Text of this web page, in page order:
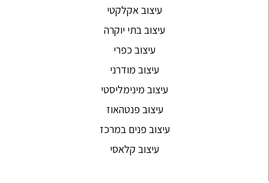
עיצוב אקלקטי
עיצוב בתי יוקרה
עיצוב כפרי
עיצוב מודרני
עיצוב מינימליסטי
עיצוב פנטהאוז
עיצוב פנים במרכז
עיצוב קלאסי